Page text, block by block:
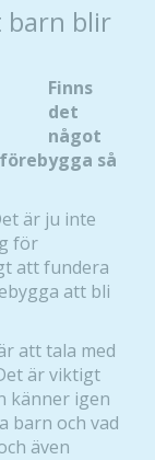
barn blir
Finns
det
något
så
är ju inte
för
att fundera
att bli
att tala med
är viktigt
känner igen
barn och vad
även